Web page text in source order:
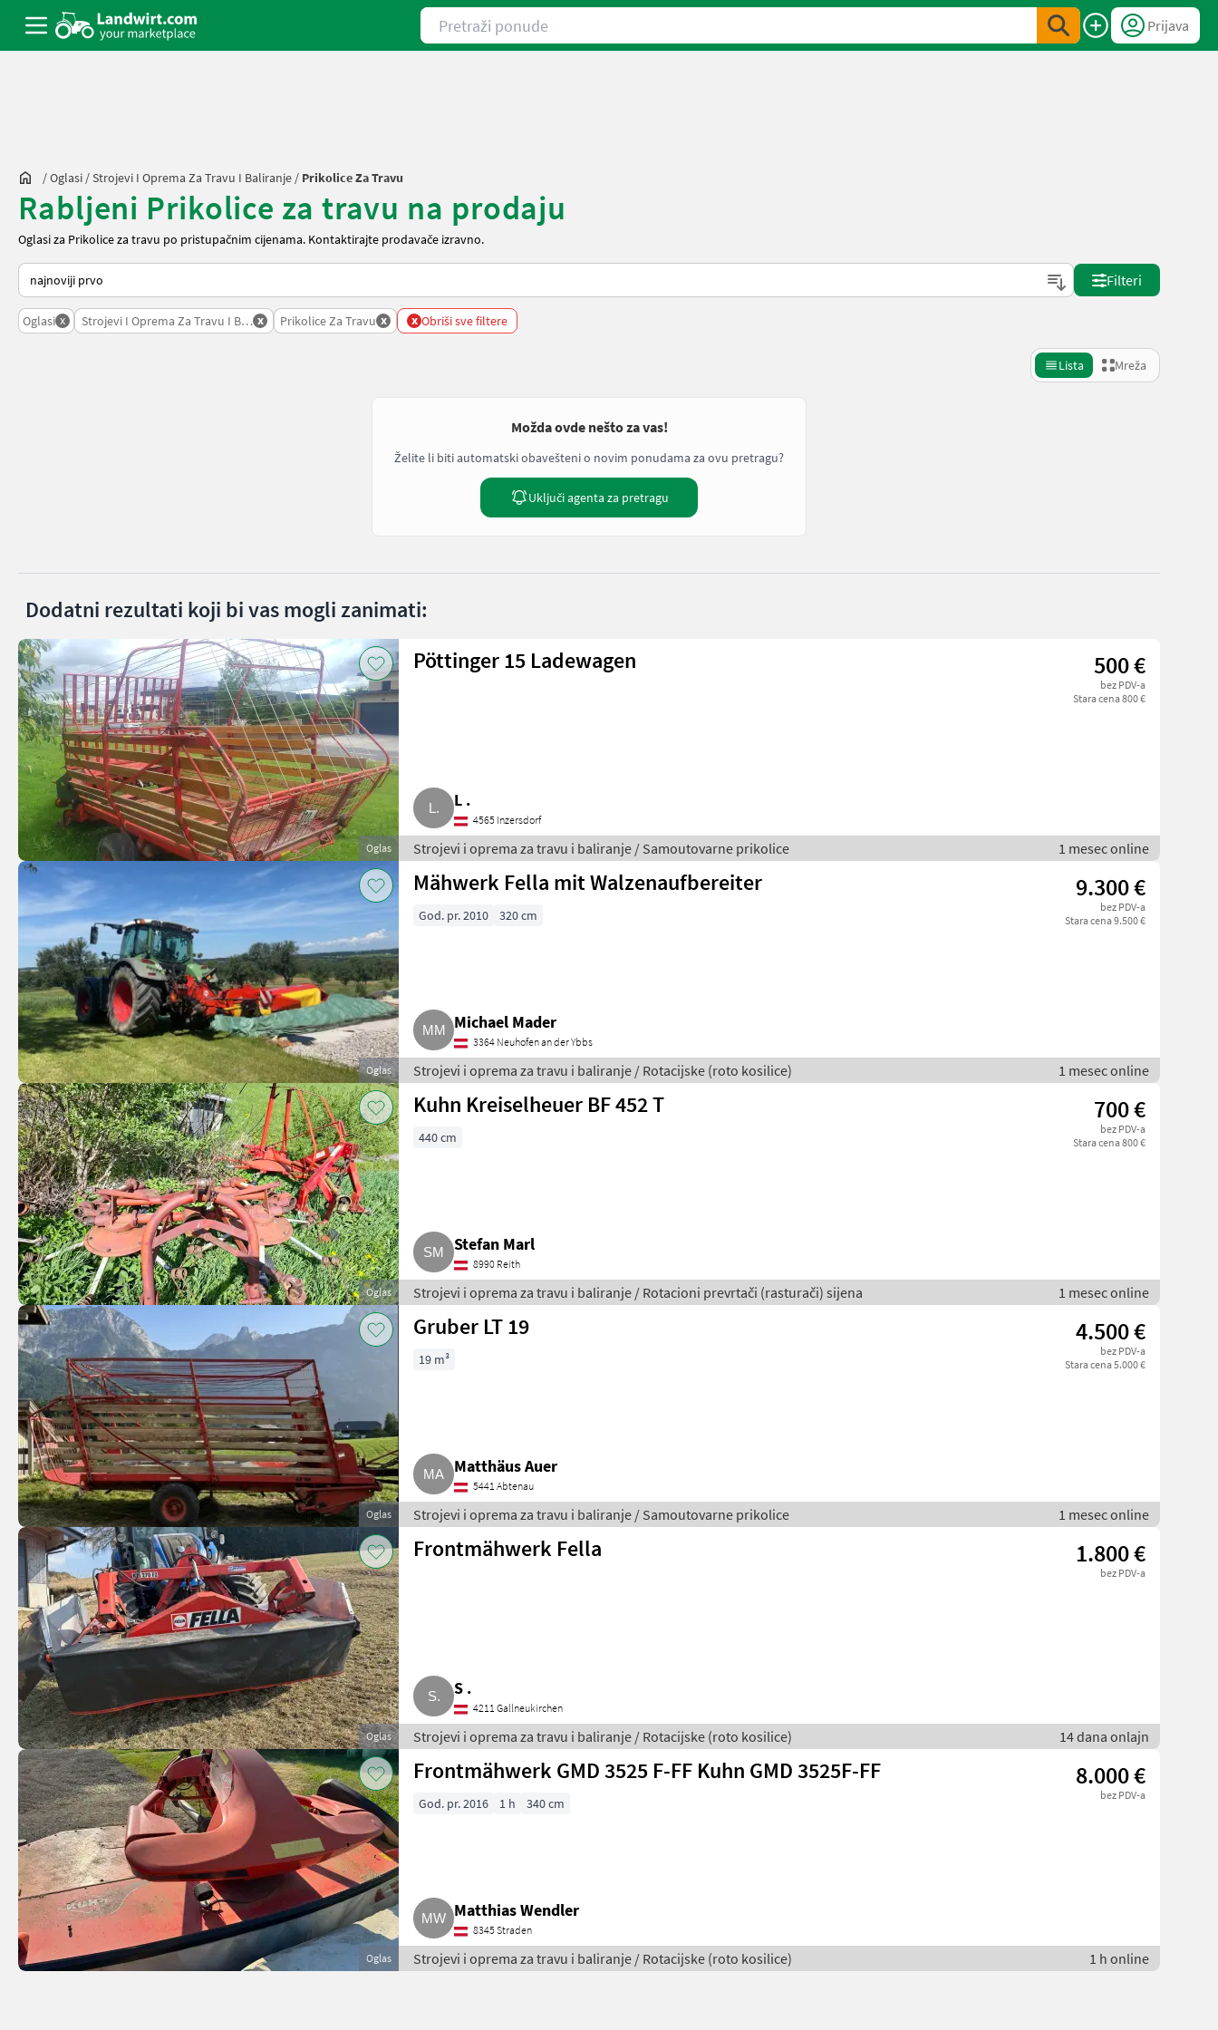
Pretraži ponude
Prijava
/Oglasi /Strojevi I Oprema Za Travu I Baliranje / Prikolice Za Travu
Rabljeni Prikolice za travu na prodaju
Oglasi za Prikolice za travu po pristupačnim cijenama. Kontaktirajte prodavače izravno.
Način na koji sortira Landwirt.com
Filteri
Oglasi x Strojevi I Oprema Za Travu I Baliranje
x Prikolice Za Travu x x Obriši sve filtere
Lista Mreža
Možda ovde nešto za vas!
Želite li biti automatski obavešteni o novim ponudama za ovu pretragu?
Uključi agenta za pretragu
Dodatni rezultati koji bi vas mogli zanimati:
Oglas
Pöttinger 15 Ladewagen 500 €
bez PDV-a
Stara cena 800 €
L .
4565 Inzersdorf
Strojevi i oprema za travu i baliranje / Samoutovarne prikolice 1 mesec online
Oglas
Mähwerk Fella mit Walzenaufbereiter 9.300 €
bez PDV-a
Stara cena 9.500 €
God. pr. 2010 320 cm
Michael Mader
3364 Neuhofen an der Ybbs
Strojevi i oprema za travu i baliranje / Rotacijske (roto kosilice) 1 mesec online
Oglas
Kuhn Kreiselheuer BF 452 T 700 €
bez PDV-a
Stara cena 800 €
440 cm
Stefan Marl
8990 Reith
Strojevi i oprema za travu i baliranje / Rotacioni prevrtači (rasturači) sijena 1 mesec online
Oglas
Gruber LT 19 4.500 €
bez PDV-a
Stara cena 5.000 €
19 m³
Matthäus Auer
5441 Abtenau
Strojevi i oprema za travu i baliranje / Samoutovarne prikolice 1 mesec online
Oglas
Frontmähwerk Fella 1.800 €
bez PDV-a
S .
4211 Gallneukirchen
Strojevi i oprema za travu i baliranje / Rotacijske (roto kosilice) 14 dana onlajn
Oglas
Frontmähwerk GMD 3525 F-FF Kuhn GMD 3525F-FF 8.000 €
bez PDV-a
God. pr. 2016 1 h 340 cm
Matthias Wendler
8345 Straden
Strojevi i oprema za travu i baliranje / Rotacijske (roto kosilice) 1 h online